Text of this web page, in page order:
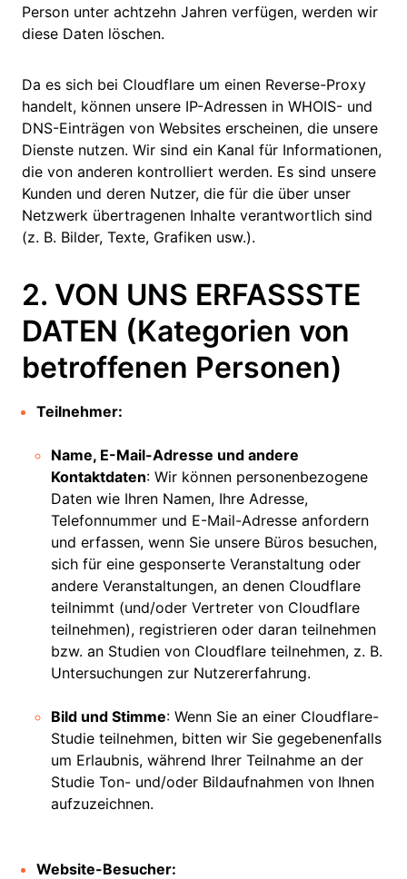
Person unter achtzehn Jahren verfügen, werden wir
diese Daten löschen.
Da es sich bei Cloudflare um einen Reverse-Proxy
handelt, können unsere IP-Adressen in WHOIS- und
DNS-Einträgen von Websites erscheinen, die unsere
Dienste nutzen. Wir sind ein Kanal für Informationen,
die von anderen kontrolliert werden. Es sind unsere
Kunden und deren Nutzer, die für die über unser
Netzwerk übertragenen Inhalte verantwortlich sind
(z. B. Bilder, Texte, Grafiken usw.).
2. VON UNS ERFASSSTE
DATEN (Kategorien von
betroffenen Personen)
Teilnehmer:
Name, E-Mail-Adresse und andere
Kontaktdaten: Wir können personenbezogene
Daten wie Ihren Namen, Ihre Adresse,
Telefonnummer und E-Mail-Adresse anfordern
und erfassen, wenn Sie unsere Büros besuchen,
sich für eine gesponserte Veranstaltung oder
andere Veranstaltungen, an denen Cloudflare
teilnimmt (und/oder Vertreter von Cloudflare
teilnehmen), registrieren oder daran teilnehmen
bzw. an Studien von Cloudflare teilnehmen, z. B.
Untersuchungen zur Nutzererfahrung.
Bild und Stimme: Wenn Sie an einer Cloudflare-
Studie teilnehmen, bitten wir Sie gegebenenfalls
um Erlaubnis, während Ihrer Teilnahme an der
Studie Ton- und/oder Bildaufnahmen von Ihnen
aufzuzeichnen.
Website-Besucher: